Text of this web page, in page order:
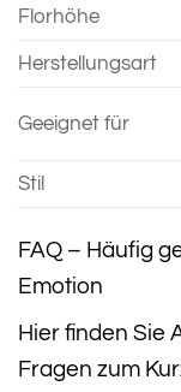
Florhöhe
Herstellungsart
Geeignet für
Stil
FAQ – Häufig
Emotion
Hier finden Sie
Fragen zum